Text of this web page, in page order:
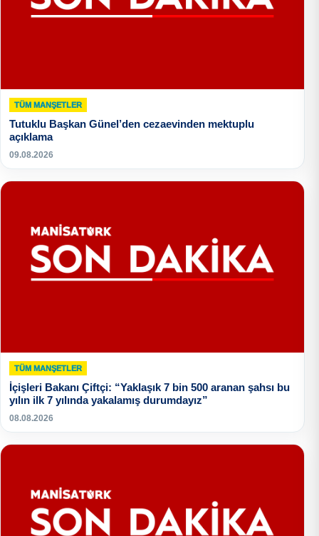
TÜM MANŞETLER
Tutuklu Başkan Günel’den cezaevinden mektuplu
açıklama
09.08.2026
TÜM MANŞETLER
İçişleri Bakanı Çiftçi: “Yaklaşık 7 bin 500 aranan şahsı bu
yılın ilk 7 yılında yakalamış durumdayız”
08.08.2026